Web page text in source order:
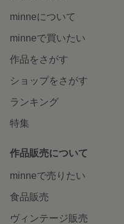
minneについて
minneで買いたい
作品をさがす
ショップをさがす
ランキング
特集
作品販売について
minneで売りたい
食品販売
ヴィンテージ販売